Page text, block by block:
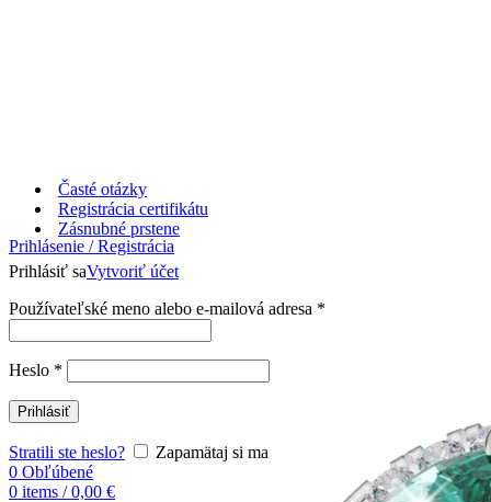
Časté otázky
Registrácia certifikátu
Prihlásenie / Registrácia
Prihlásiť saVytvoriť účet
Používateľské meno alebo e-mailová adresa *
Heslo *
Prihlásiť
Stratili ste heslo?
Zapamätaj si ma
0 Obľúbené
0 items / 0,00 €
Zásnubné prstene